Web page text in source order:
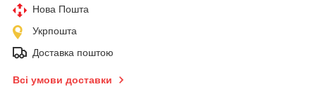
Нова Пошта
Укрпошта
Доставка поштою
Всі умови доставки